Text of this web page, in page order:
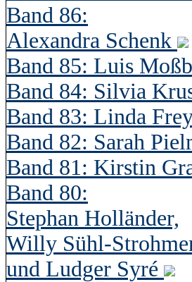
Band 86:
Alexandra Schenk
Band 85: Luis
Band 84: Silvia
Band 83: Linda
Band 82: Sarah
Band 81: Kirstin
Band 80:
Stephan Holländer,
Willy Sühl-
und Ludger Syré